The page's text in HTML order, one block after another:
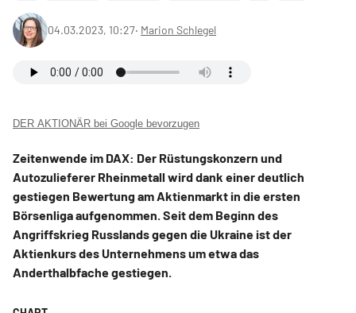
04.03.2023, 10:27‧ Marion Schlegel
DER AKTIONÄR bei Google bevorzugen
Zeitenwende im DAX: Der Rüstungskonzern und
Autozulieferer Rheinmetall wird dank einer deutlich
gestiegen Bewertung am Aktienmarkt in die ersten
Börsenliga aufgenommen. Seit dem Beginn des
Angriffskrieg Russlands gegen die Ukraine ist der
Aktienkurs des Unternehmens um etwa das
Anderthalbfache gestiegen.